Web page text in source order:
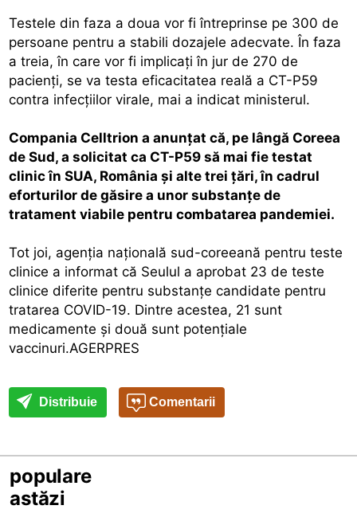
Testele din faza a doua vor fi întreprinse pe 300 de
persoane pentru a stabili dozajele adecvate. În faza
a treia, în care vor fi implicaţi în jur de 270 de
pacienţi, se va testa eficacitatea reală a CT-P59
contra infecţiilor virale, mai a indicat ministerul.
Compania Celltrion a anunţat că, pe lângă Coreea
de Sud, a solicitat ca CT-P59 să mai fie testat
clinic în SUA, România şi alte trei ţări, în cadrul
eforturilor de găsire a unor substanţe de
tratament viabile pentru combatarea pandemiei.
Tot joi, agenţia naţională sud-coreeană pentru teste
clinice a informat că Seulul a aprobat 23 de teste
clinice diferite pentru substanţe candidate pentru
tratarea COVID-19. Dintre acestea, 21 sunt
medicamente şi două sunt potenţiale
vaccinuri.AGERPRES
Distribuie Comentarii
populare
astăzi